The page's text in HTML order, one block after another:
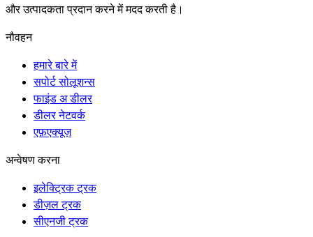
और उत्पादकता प्रदान करने में मदद करती है।
नौवहन
हमारे बारे में
सपोर्ट सोलूशन्स
फाइंड अ डीलर
डीलर नेटवर्क
एफ़एक्यूज़
अन्वेषण करना
इलेक्ट्रिक ट्रक
डीज़ल ट्रक
सीएनजी ट्रक